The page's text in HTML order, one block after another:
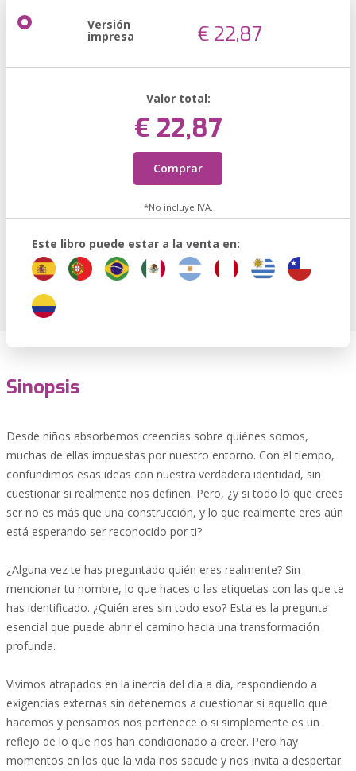
Versión
impresa € 22,87
Valor total:
€ 22,87
Comprar
*No incluye IVA.
Este libro puede estar a la venta en:
Sinopsis
Desde niños absorbemos creencias sobre quiénes somos,
muchas de ellas impuestas por nuestro entorno. Con el tiempo,
confundimos esas ideas con nuestra verdadera identidad, sin
cuestionar si realmente nos definen. Pero, ¿y si todo lo que crees
ser no es más que una construcción, y lo que realmente eres aún
está esperando ser reconocido por ti?
¿Alguna vez te has preguntado quién eres realmente? Sin
mencionar tu nombre, lo que haces o las etiquetas con las que te
has identificado. ¿Quién eres sin todo eso? Esta es la pregunta
esencial que puede abrir el camino hacia una transformación
profunda.
Vivimos atrapados en la inercia del día a día, respondiendo a
exigencias externas sin detenernos a cuestionar si aquello que
hacemos y pensamos nos pertenece o si simplemente es un
reflejo de lo que nos han condicionado a creer. Pero hay
momentos en los que la vida nos sacude y nos invita a despertar.